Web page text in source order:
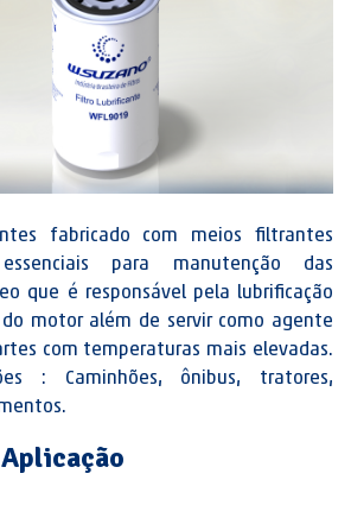
fabricado com meios filtrantes
para manutenção das
que é responsável pela lubrificação
motor além de servir como agente
com temperaturas mais elevadas.
: Caminhões, ônibus, tratores,